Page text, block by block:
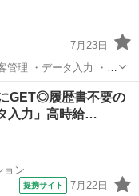
7月23日
管理 ・データ入力 ・資
種申請業務等 など ⏰
8:00〜18:00※応相談 ... GET◎履歴書不要の
入力」高時給…
ョン
提携サイト 7月22日